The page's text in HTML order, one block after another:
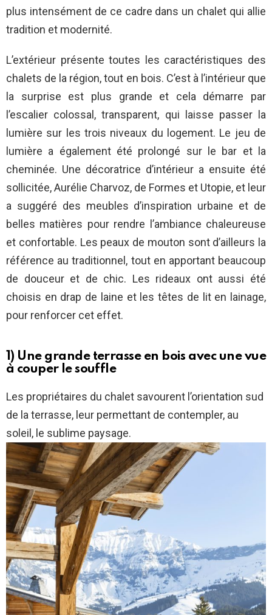
plus intensément de ce cadre dans un chalet qui allie
tradition et modernité.
L’extérieur présente toutes les caractéristiques des
chalets de la région, tout en bois. C’est à l’intérieur que
la surprise est plus grande et cela démarre par
l’escalier colossal, transparent, qui laisse passer la
lumière sur les trois niveaux du logement. Le jeu de
lumière a également été prolongé sur le bar et la
cheminée. Une décoratrice d’intérieur a ensuite été
sollicitée, Aurélie Charvoz, de Formes et Utopie, et leur
a suggéré des meubles d’inspiration urbaine et de
belles matières pour rendre l’ambiance chaleureuse
et confortable. Les peaux de mouton sont d’ailleurs la
référence au traditionnel, tout en apportant beaucoup
de douceur et de chic. Les rideaux ont aussi été
choisis en drap de laine et les têtes de lit en lainage,
pour renforcer cet effet.
1) Une grande terrasse en bois avec une vue
à couper le souffle
Les propriétaires du chalet savourent l’orientation sud
de la terrasse, leur permettant de contempler, au
soleil, le sublime paysage.